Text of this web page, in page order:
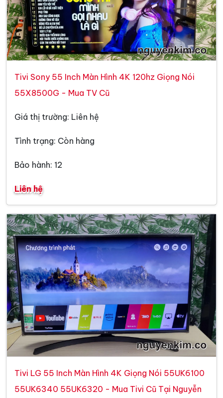
Tivi Sony 55 Inch Màn Hình 4K 120hz Giọng Nói
55X8500G - Mua TV Cũ
Giá thị trường: Liên hệ
Tình trạng: Còn hàng
Bảo hành: 12
Liên hệ
Tivi LG 55 Inch Màn Hình 4K Giọng Nói 55UK6100
55UK6340 55UK6320 - Mua Tivi Cũ Tại Nguyễn